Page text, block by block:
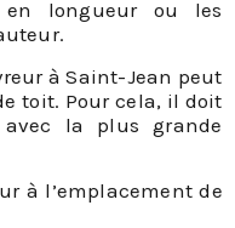
longueur ou les
à Saint-Jean peut
toit. Pour cela, il doit
la plus grande
à l’emplacement de